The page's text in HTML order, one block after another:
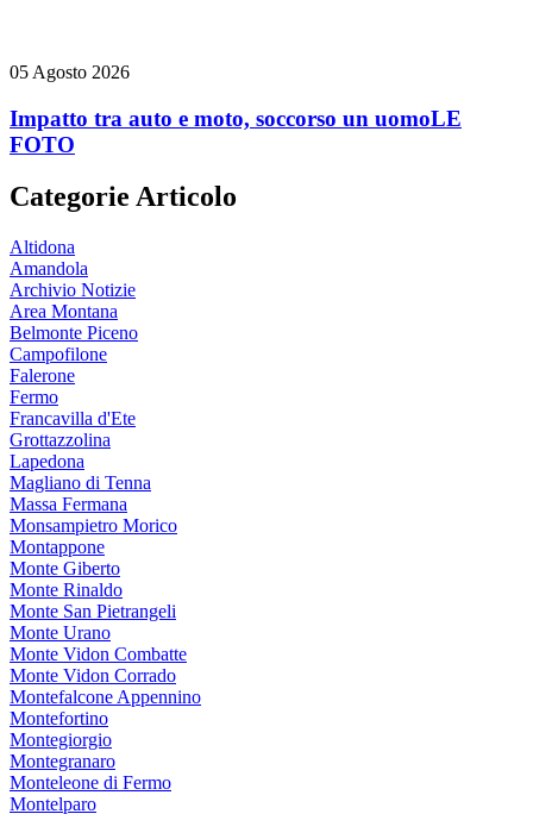
05 Agosto 2026
Impatto tra auto e moto, soccorso un uomoLE
FOTO
Categorie Articolo
Altidona
Amandola
Archivio Notizie
Area Montana
Belmonte Piceno
Campofilone
Falerone
Fermo
Francavilla d'Ete
Grottazzolina
Lapedona
Magliano di Tenna
Massa Fermana
Monsampietro Morico
Montappone
Monte Giberto
Monte Rinaldo
Monte San Pietrangeli
Monte Urano
Monte Vidon Combatte
Monte Vidon Corrado
Montefalcone Appennino
Montefortino
Montegiorgio
Montegranaro
Monteleone di Fermo
Montelparo